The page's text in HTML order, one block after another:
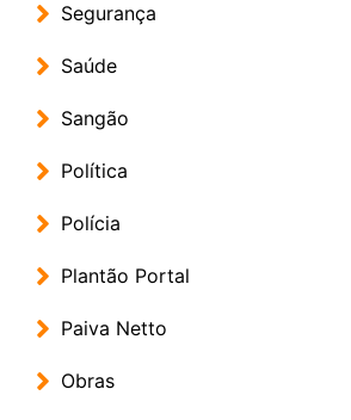
Segurança
Saúde
Sangão
Política
Polícia
Plantão Portal
Paiva Netto
Obras